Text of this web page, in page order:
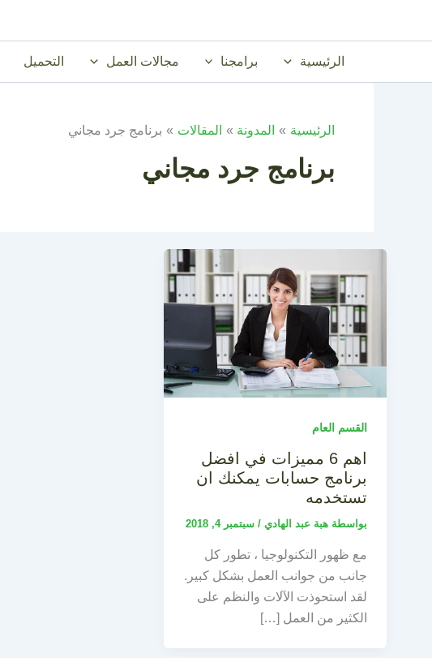
الرئيسية برامجنا مجالات العمل التحميل
الرئيسية المدونة المقالات برنامج جرد مجاني
برنامج جرد مجاني
القسم العام
اهم 6 مميزات في افضل
برنامج حسابات يمكنك ان
تستخدمه
بواسطة هبة عبد الهادي / سبتمبر 4, 2018
مع ظهور التكنولوجيا ، تطور كل
جانب من جوانب العمل بشكل كبير.
لقد استحوذت الآلات والنظم على
الكثير من العمل […]